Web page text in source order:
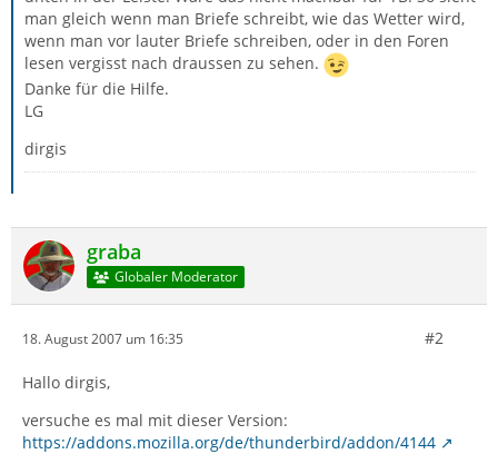
man gleich wenn man Briefe schreibt, wie das Wetter wird,
wenn man vor lauter Briefe schreiben, oder in den Foren
lesen vergisst nach draussen zu sehen.
Danke für die Hilfe.
LG
dirgis
graba
Globaler Moderator
18. August 2007 um 16:35 #2
Hallo dirgis,
versuche es mal mit dieser Version:
https://addons.mozilla.org/de/thunderbird/addon/4144